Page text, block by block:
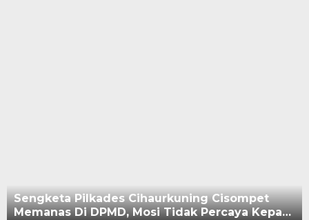
Sengketa Pilkades Cihaurkuning Cisompet
Memanas Di DPMD, Mosi Tidak Percaya Kepa…